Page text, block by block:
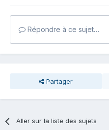
Répondre à ce sujet…
Partager
Aller sur la liste des sujets